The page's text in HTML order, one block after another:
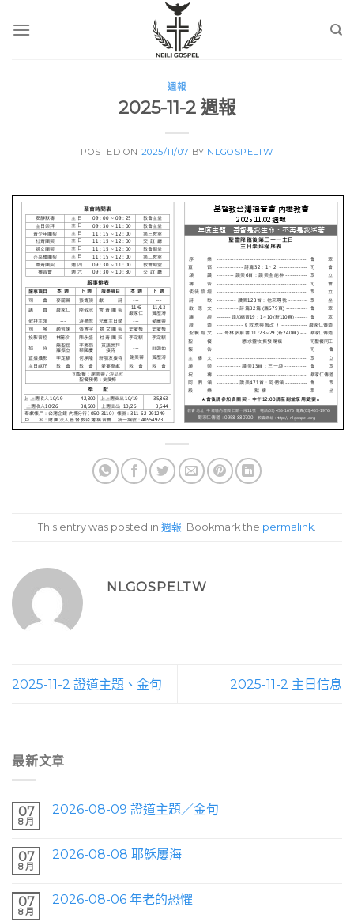
週報
2025-11-2 週報
POSTED ON 2025/11/07 BY NLGOSPELTW
This entry was posted in 週報 . Bookmark the permalink
NLGOSPELTW
2025-11-2 證道主題、金句 2025-11-2 主日信息
最新文章
07
8 月
2026-08-09 證道主題／金句
07
8 月
2026-08-08 耶穌屢海
07
8 月
2026-08-06 年老的恐懼